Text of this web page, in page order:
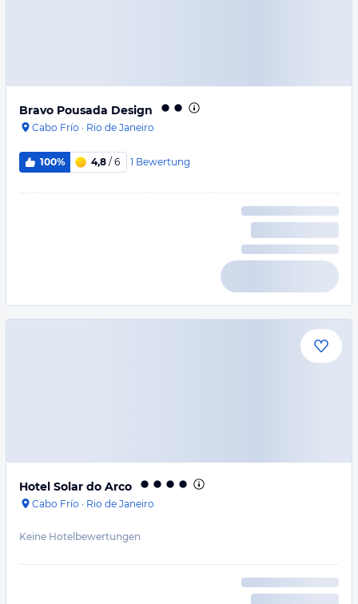
Bravo Pousada Design
Cabo Frío · Rio de Janeiro
100% 4,8 / 6 1 Bewertung
Hotel Solar do Arco
Cabo Frío · Rio de Janeiro
Keine Hotelbewertungen